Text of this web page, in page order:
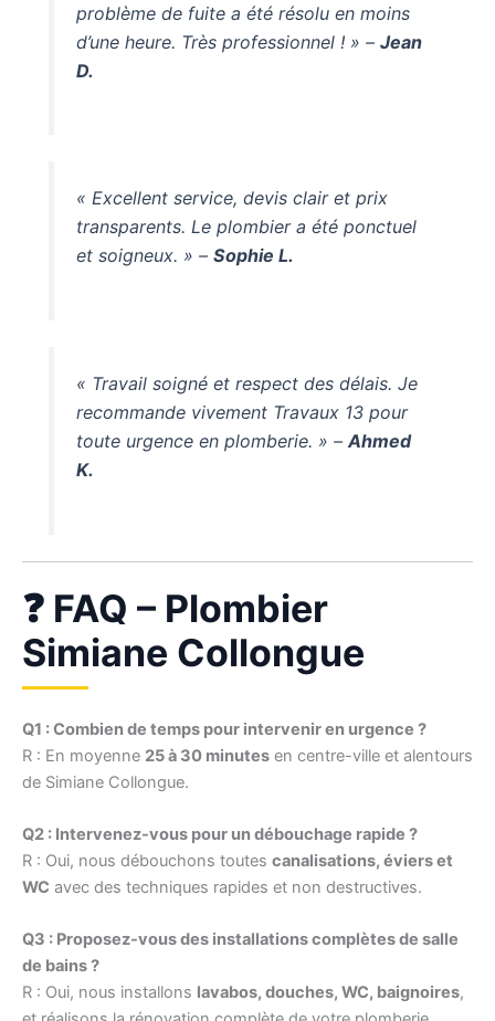
problème de fuite a été résolu en moins
d’une heure. Très professionnel ! » –Jean
D.
« Excellent service, devis clair et prix
transparents. Le plombier a été ponctuel
et soigneux. » –Sophie L.
« Travail soigné et respect des délais. Je
recommande vivement Travaux 13 pour
toute urgence en plomberie. » –Ahmed
K.
❓ FAQ – Plombier
Simiane Collongue
Q1 : Combien de temps pour intervenir en urgence ?
R : En moyenne 25 à 30 minutes en centre-ville et alentours
de Simiane Collongue.
Q2 : Intervenez-vous pour un débouchage rapide ?
R : Oui, nous débouchons toutes canalisations, éviers et
WC avec des techniques rapides et non destructives.
Q3 : Proposez-vous des installations complètes de salle
de bains ?
R : Oui, nous installons lavabos, douches, WC, baignoires,